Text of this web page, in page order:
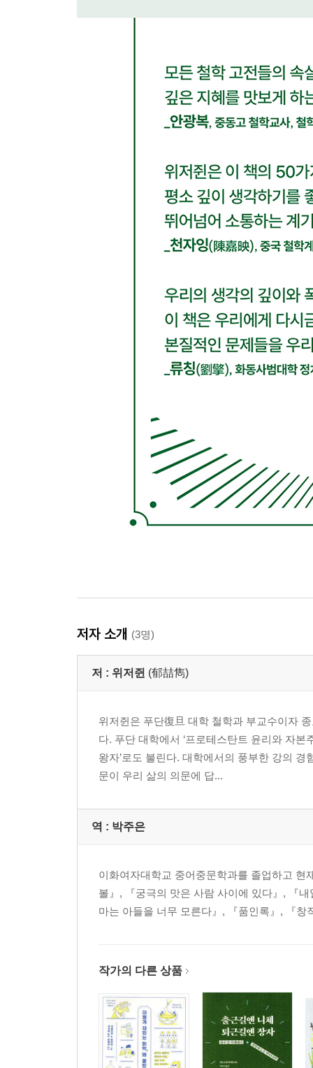
저자 소개 (3명)
저 : 위저쥔 (郁喆雋)
위저쥔은 푸단復旦 대학 철학과 부교수이자
다. 푸단 대학에서 ‘프로테스탄트 윤리와 자
왕자’로도 불린다. 대학에서의 풍부한 강의
문이 우리 삶의 의문에 답...
역 : 박주은
이화여자대학교 중어중문학과를 졸업하고
볼』, 『궁극의 맛은 사람 사이에 있다』, 『
마는 아들을 너무 모른다』, 『품인록』, 『
작가의 다른 상품